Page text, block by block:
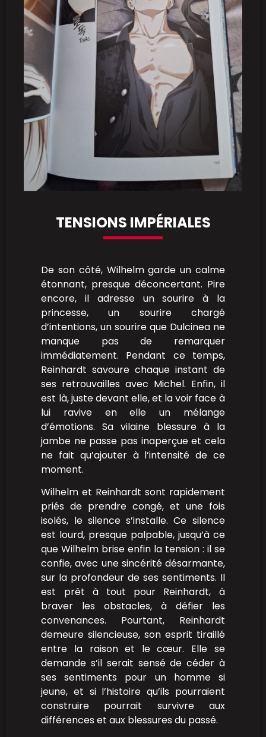
TENSIONS IMPÉRIALES
De son côté, Wilhelm garde un calme
étonnant, presque déconcertant. Pire
encore, il adresse un sourire à la
princesse, un sourire chargé
d’intentions, un sourire que Dulcinea ne
manque pas de remarquer
immédiatement. Pendant ce temps,
Reinhardt savoure chaque instant de
ses retrouvailles avec Michel. Enfin, il
est là, juste devant elle, et la voir face à
lui ravive en elle un mélange
d’émotions. Sa vilaine blessure à la
jambe ne passe pas inaperçue et cela
ne fait qu’ajouter à l’intensité de ce
moment.
Wilhelm et Reinhardt sont rapidement
priés de prendre congé, et une fois
isolés, le silence s’installe. Ce silence
est lourd, presque palpable, jusqu’à ce
que Wilhelm brise enfin la tension : il se
confie, avec une sincérité désarmante,
sur la profondeur de ses sentiments. Il
est prêt à tout pour Reinhardt, à
braver les obstacles, à défier les
convenances. Pourtant, Reinhardt
demeure silencieuse, son esprit tiraillé
entre la raison et le cœur. Elle se
demande s’il serait sensé de céder à
ses sentiments pour un homme si
jeune, et si l’histoire qu’ils pourraient
construire pourrait survivre aux
différences et aux blessures du passé.